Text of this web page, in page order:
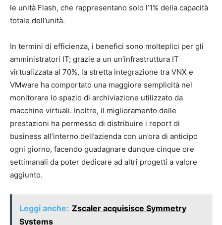
le unità Flash, che rappresentano solo l’1% della capacità
totale dell’unità.
In termini di efficienza, i benefici sono molteplici per gli
amministratori IT; grazie a un un’infrastruttura IT
virtualizzata al 70%, la stretta integrazione tra VNX e
VMware ha comportato una maggiore semplicità nel
monitorare lo spazio di archiviazione utilizzato da
macchine virtuali. Inoltre, il miglioramento delle
prestazioni ha permesso di distribuire i report di
business all’interno dell’azienda con un’ora di anticipo
ogni giorno, facendo guadagnare dunque cinque ore
settimanali da poter dedicare ad altri progetti a valore
aggiunto.
Leggi anche: Zscaler acquisisce Symmetry
Systems